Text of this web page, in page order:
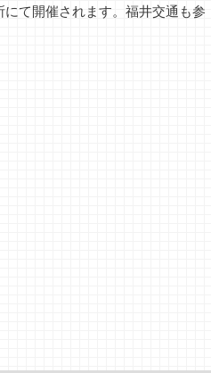
て開催されます。福井交通も参